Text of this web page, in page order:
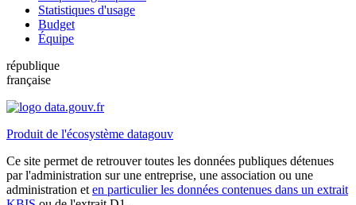
Statistiques d'usage
Budget
Équipe
république
française
Produit de l'écosystème datagouv
Ce site permet de retrouver toutes les données publiques détenues
par l'administration sur une entreprise, une association ou une
administration et en particulier les données contenues dans un extrait